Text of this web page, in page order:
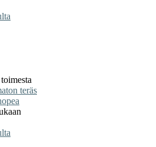
teräs